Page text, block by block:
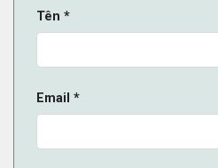
Tên *
Email *